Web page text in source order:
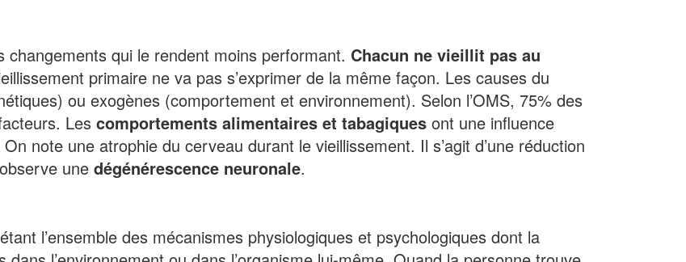
qui le rendent moins performant. Chacun ne vieillit pas au
primaire ne va pas s’exprimer de la même façon. Les causes du
ou exogènes (comportement et environnement). Selon l’OMS, 75% des
Les comportements alimentaires et tabagiques ont une influence
note une atrophie du cerveau durant le vieillissement. Il s’agit d’une réduction
une dégénérescence neuronale.
l’ensemble des mécanismes physiologiques et psychologiques dont la